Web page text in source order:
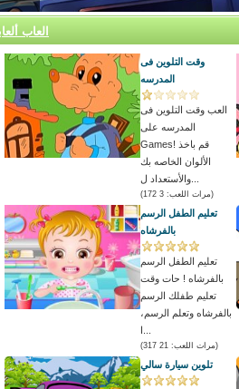
العاب
وقت التلوين فى
المدرسه
العب وقت التلوين فى
المدرسه على
Games! قم باخذ
الألوان الخاصه بك
(مرات اللعب: 3 172)
تعليم الطفل الرسم
بالفرشاه
تعليم الطفل الرسم
بالفرشاه ! حات وقت
تعليم طفلك الرسم
بالفرشاه وتعلم الرسم،
(مرات اللعب: 21 317)
تلوين سيارة سالي